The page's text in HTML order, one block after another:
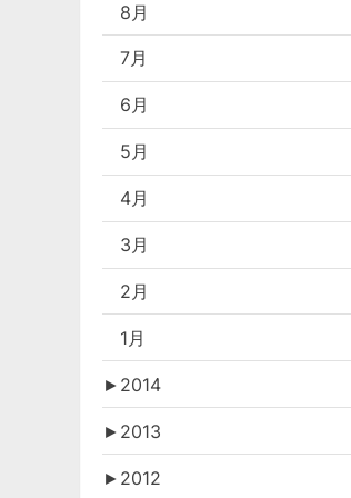
8月
7月
6月
5月
4月
3月
2月
1月
► 2014
► 2013
► 2012